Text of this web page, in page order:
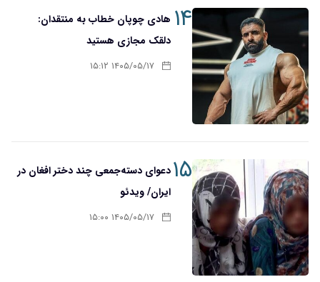
۱۴
هادی چوپان خطاب به منتقدان:
دلقک مجازی هستید
۱۴۰۵/۰۵/۱۷ ۱۵:۱۲
۱۵دعوای دسته‌جمعی چند دختر افغان در
ایران/ ویدئو
۱۴۰۵/۰۵/۱۷ ۱۵:۰۰